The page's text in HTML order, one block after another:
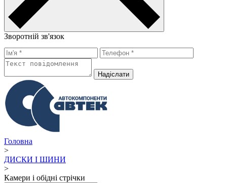
Зворотній зв'язок
Надiслати
Головна
>
ДИСКИ І ШИНИ
>
Камери і обідні стрічки